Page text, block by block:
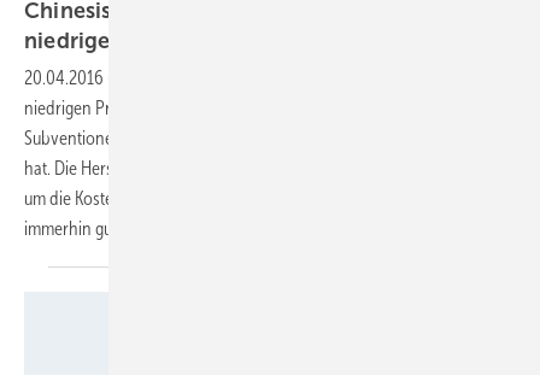
Chinesische Modulpreise basieren auf
niedrigen
20.04.2016
niedrigen Produktionskosten und nicht auf Dumping oder
Subventionen, wie es die Europäische Kommission bisher unterstellt
hat. Die Hersteller im Reich der Mitte nutzen verschiedene Faktoren,
um die Kosten in der Herstellung der Module zu senken. Sie liegen
immerhin gut 20 Prozent unter denen in Europa und